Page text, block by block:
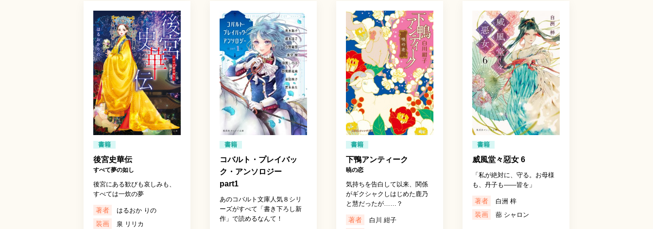
書籍
後宮史華伝
すべて夢の如し
後宮にある歓びも哀しみも、
すべては一炊の夢
著者 はるおか りの
装画 泉 リリカ
書籍
コバルト・プレイバッ
ク・アンソロジー
part1
あのコバルト文庫人気８シリ
ーズがすべて「書き下ろし新
作」で読めるなんて！
書籍
下鴨アンティーク
暁の恋
気持ちを告白して以来、関係
がギクシャクしはじめた鹿乃
と慧だったが……？
著者 白川 紺子
書籍
威風堂々惡女 6
「私が絶対に、守る。お母様
も、丹子も――皆を」
著者 白洲 梓
装画 蔀 シャロン